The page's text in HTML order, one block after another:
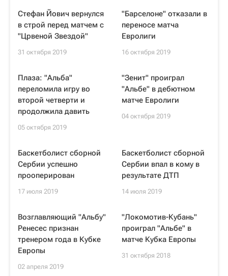
Стефан Йович вернулся
в строй перед матчем с
"Црвеной Звездой"
31 октября 2019
"Барселоне" отказали в
переносе матча
Евролиги
16 октября 2019
Плаза: "Альба"
переломила игру во
второй четверти и
продолжила давить
05 октября 2019
"Зенит" проиграл
"Альбе" в дебютном
матче Евролиги
04 октября 2019
Баскетболист сборной
Сербии успешно
прооперирован
17 июля 2019
Баскетболист сборной
Сербии впал в кому в
результате ДТП
14 июля 2019
Возглавляющий "Альбу"
Ренесес признан
тренером года в Кубке
Европы
02 апреля 2019
"Локомотив-Кубань"
проиграл "Альбе" в
матче Кубка Европы
31 октября 2018